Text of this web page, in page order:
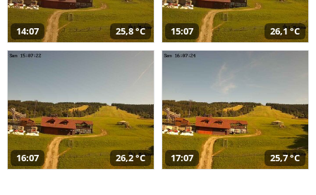
14:07 25,8 °C 15:07 26,1 °C
16:07 26,2 °C 17:07 25,7 °C